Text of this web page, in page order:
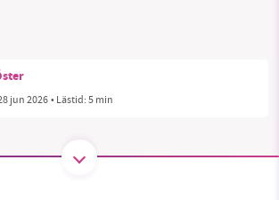
jun 2026• Lästid:5 min
för en hållbar framtid. Sedan